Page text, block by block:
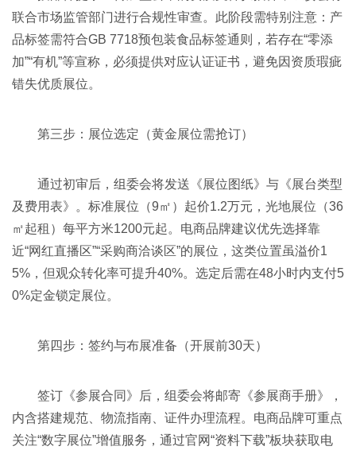
联合市场监管部门进行合规性审查。此阶段需特别注意：产
品标签需符合GB 7718预包装食品标签通则，若存在“零添
加”“有机”等宣称，必须提供对应认证证书，避免因资质瑕疵
错失优质展位。
第三步：展位选定（黄金展位需抢订）
通过初审后，组委会将发送《展位图纸》与《展台类型
及费用表》。标准展位（9㎡）起价1.2万元，光地展位（36
㎡起租）每平方米1200元起。电商品牌建议优先选择靠
近“网红直播区”“采购商洽谈区”的展位，这类位置虽溢价1
5%，但观众转化率可提升40%。选定后需在48小时内支付5
0%定金锁定展位。
第四步：签约与布展准备（开展前30天）
签订《参展合同》后，组委会将邮寄《参展商手册》，
内含搭建规范、物流指南、证件办理流程。电商品牌可重点
关注“数字展位”增值服务，通过官网“资料下载”板块获取电